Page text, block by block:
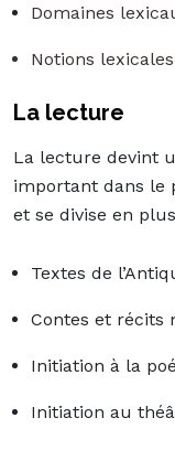
Domaines
Notions lexicales
La lecture
La lecture devint
important dans le
et se divise en
Textes de
Contes et récits
Initiation à la
Initiation au